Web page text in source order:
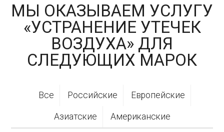
МЫ ОКАЗЫВАЕМ УСЛУГУ
«УСТРАНЕНИЕ УТЕЧЕК
ВОЗДУХА» ДЛЯ
СЛЕДУЮЩИХ МАРОК
Все Российские Европейские
Азиатские Американские